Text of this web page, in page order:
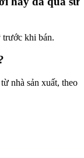
khi bán.
nhà sản xuất, theo